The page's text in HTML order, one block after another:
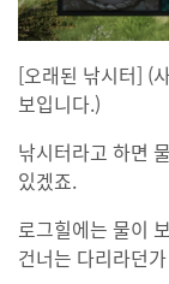
[오래된 낚시터] (
보입니다.)
낚시터라고 하면
있겠죠.
로그힐에는 물이
건너는 다리라던